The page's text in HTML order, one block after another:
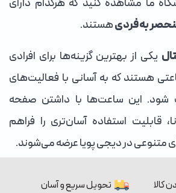
به فردیهستند.
یکی از بهترین گزینه‌ها برای افرادی
هستند که به آسانی با فعالیت‌های
شود. این ساعت‌ها با داشتن صفحه
قابلیت استفاده آسان‌تری را فراهم
متنوعی در دیجی پویا عرضه می‌شوند.
کالا تحویل سریع و آسان